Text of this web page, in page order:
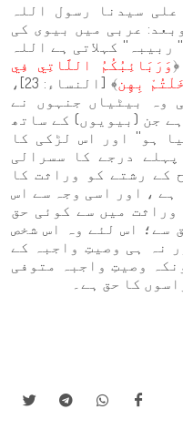
علی سيدنا رسول اللہ
عربی میں بیوی کی
کہلاتی ہے اللہ
وَرَبَائِبُكُمُ اللَّاتِي فِي
بِهِن
﴾ [النساء: 23]،
وہ بیٹیاں جنہوں نے
جن (بیویوں) کے ساتھ
ہو'' اور اس لڑکی کا
درجے کا سسرالی
کے رشتے کو وراثت کا
، اور اسی وجہ سے اس
میں سے کوئی حق
سے؛ اس لئے وہ اس شخص
نہ ہی وصیتِ واجبہ کے
وصیتِ واجبہ متوفی
کا حق ہے۔